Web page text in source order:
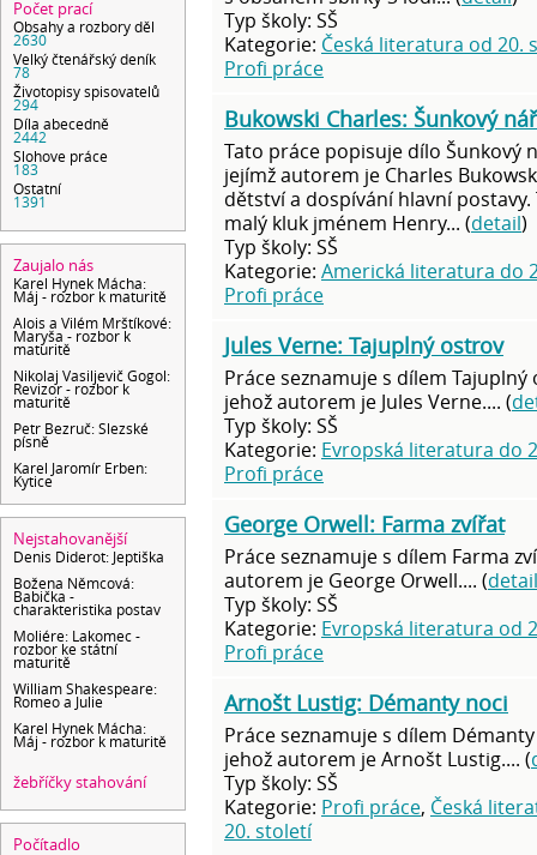
Počet prací
Obsahy a rozbory děl
2630
Velký čtenářský deník
78
Životopisy spisovatelů
294
Díla abecedně
2442
Slohove práce
183
Ostatní
1391
Zaujalo nás
Karel Hynek Mácha:
Máj - rozbor k maturitě
Alois a Vilém Mrštíkové:
Maryša - rozbor k
maturitě
Nikolaj Vasiljevič Gogol:
Revizor - rozbor k
maturitě
Petr Bezruč: Slezské
písně
Karel Jaromír Erben:
Kytice
Nejstahovanější
Denis Diderot: Jeptiška
Božena Němcová:
Babička -
charakteristika postav
Moliére: Lakomec -
rozbor ke státní
maturitě
William Shakespeare:
Romeo a Julie
Karel Hynek Mácha:
Máj - rozbor k maturitě
žebříčky stahování
Počítadlo
Typ školy: SŠ
Kategorie: Česká literatura od 20.
Profi práce
Bukowski Charles: Šunkový
Tato práce popisuje dílo Šunkový
jejímž autorem je Charles
dětství a dospívání hlavní postavy.
malý kluk jménem Henry... (detail)
Typ školy: SŠ
Kategorie: Americká literatura do
Profi práce
Jules Verne: Tajuplný ostrov
Práce seznamuje s dílem Tajuplný
jehož autorem je Jules Verne.... (
Typ školy: SŠ
Kategorie: Evropská literatura do
Profi práce
George Orwell: Farma zvířat
Práce seznamuje s dílem Farma
autorem je George Orwell.... (detail
Typ školy: SŠ
Kategorie: Evropská literatura od
Profi práce
Arnošt Lustig: Démanty noci
Práce seznamuje s dílem
jehož autorem je Arnošt Lustig.... (
Typ školy: SŠ
Kategorie: Profi práce, Česká
20. století